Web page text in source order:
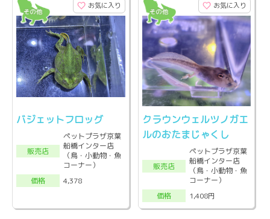
お気に入り
バジェットフロッグ
販売店
ペットプラザ京葉
船橋インター店
（鳥・小動物・魚
コーナー）
価格
4,378
お気に入り
クラウンウェルツノガエ
ルのおたまじゃくし
販売店
ペットプラザ京葉
船橋インター店
（鳥・小動物・魚
コーナー）
価格
1,408円